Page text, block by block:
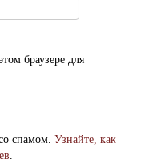
браузере для
спамом. Узнайте, как
.